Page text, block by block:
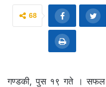
68
गण्डकी, पुस १९ गते ।